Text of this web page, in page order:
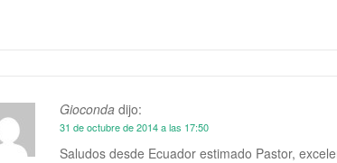
Gioconda dijo:
31 de octubre de 2014 a las 17:50
Saludos desde Ecuador estimado Pastor,